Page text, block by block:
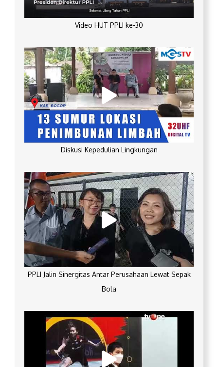
Video HUT PPLI ke-30
Diskusi Kepedulian Lingkungan
PPLI Jalin Sinergitas Antar Perusahaan Lewat Sepak
Bola